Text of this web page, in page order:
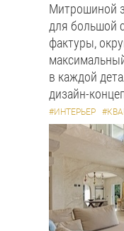
Митрошиной
для большой
фактуры,
в каждой
дизайн-
#ИНТЕРЬЕР